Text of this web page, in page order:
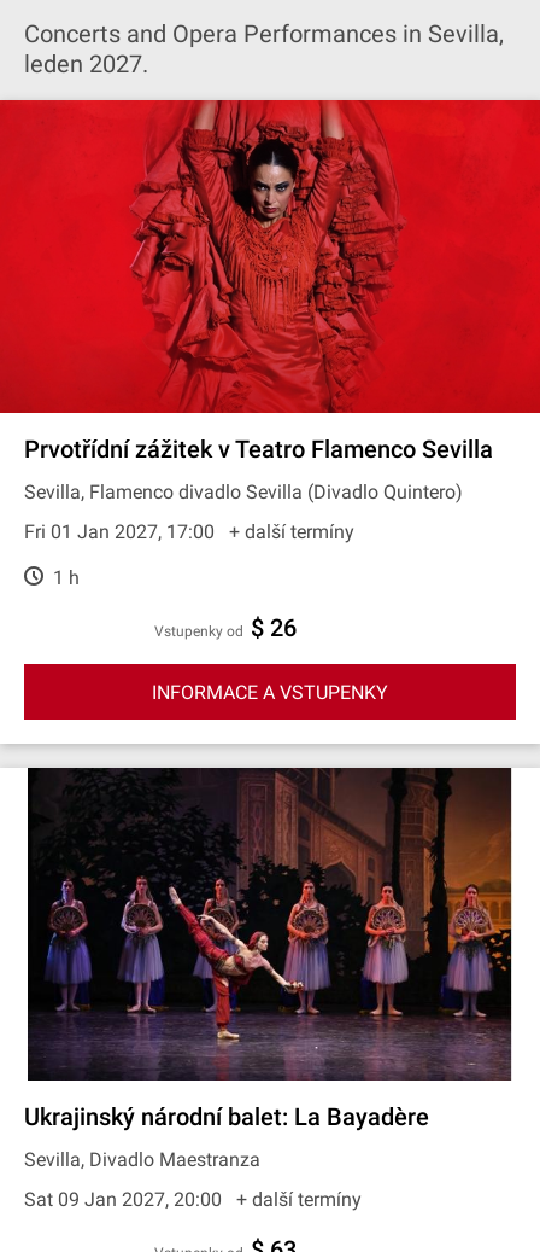
Concerts and Opera Performances in Sevilla,
leden 2027.
Prvotřídní zážitek v Teatro Flamenco Sevilla
Sevilla, Flamenco divadlo Sevilla (Divadlo Quintero)
Fri 01 Jan 2027, 17:00
+ další termíny
1 h
Vstupenky od $ 26
INFORMACE A VSTUPENKY
Ukrajinský národní balet: La Bayadère
Sevilla, Divadlo Maestranza
Sat 09 Jan 2027, 20:00
+ další termíny